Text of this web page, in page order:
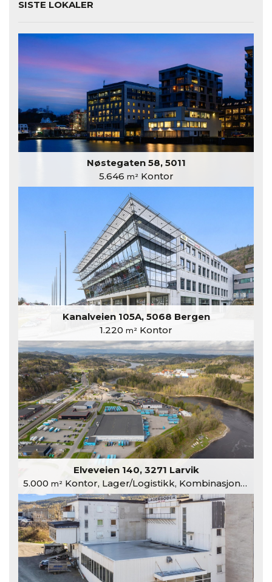
SISTE LOKALER
Nøstegaten 58, 5011
5.646 m²Kontor
Kanalveien 105A, 5068 Bergen
1.220 m² Kontor
Elveveien 140, 3271 Larvik
5.000 m²Kontor, Lager/Logistikk, Kombinasjonslokaler